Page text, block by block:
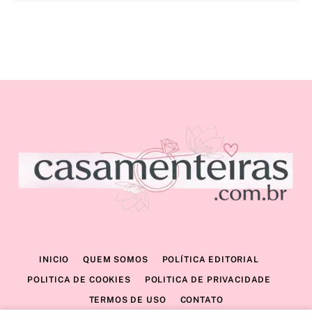
INICIO QUEM SOMOS POLÍTICA EDITORIAL
POLITICA DE COOKIES POLITICA DE PRIVACIDADE
TERMOS DE USO CONTATO